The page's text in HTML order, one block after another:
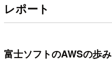
レポート
富士ソフトのAWSの歩み